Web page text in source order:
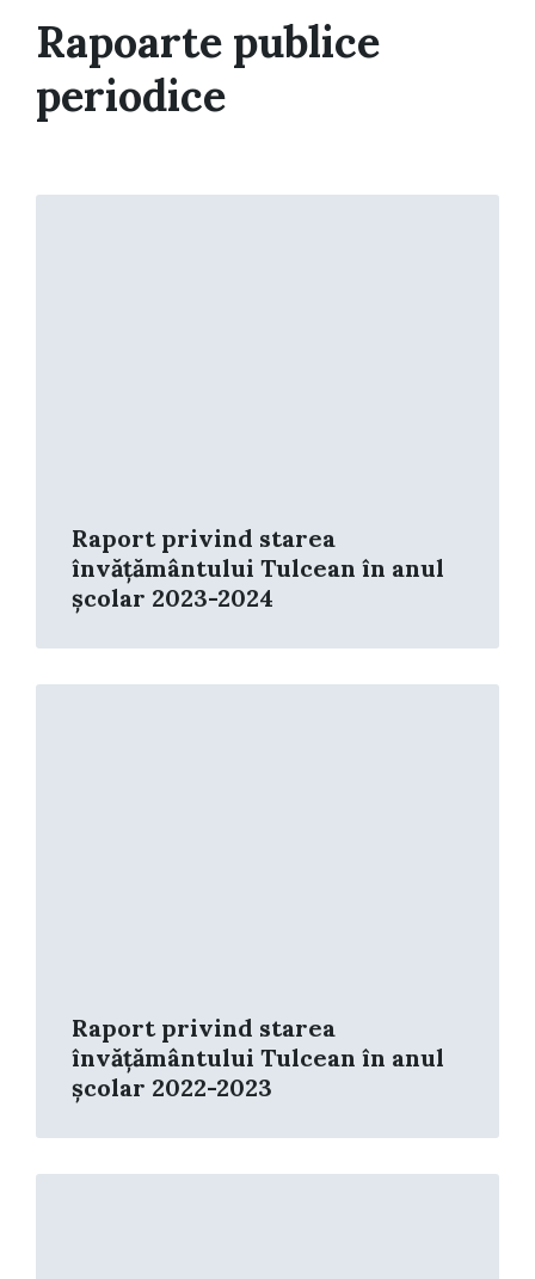
Rapoarte publice
periodice
Raport privind starea
învățământului Tulcean în anul
școlar 2023-2024
Read
Raport privind starea
învățământului Tulcean în anul
școlar 2022-2023
Read
Read